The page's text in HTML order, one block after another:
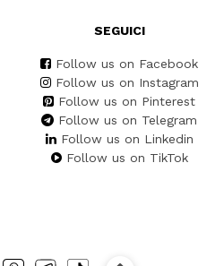
SEGUICI
Follow us on Facebook
Follow us on Instagram
Follow us on Pinterest
Follow us on Telegram
Follow us on Linkedin
Follow us on TikTok